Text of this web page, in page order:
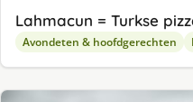
Lahmacun = Turkse
Avondeten & hoofdgerechten